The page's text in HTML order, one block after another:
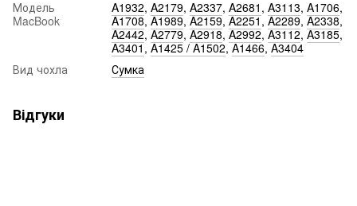
Модель
MacBook
A1932, A2179, A2337, A2681 , A3113, A1706,
A1708, A1989, A2159, A2251, A2289, A2338,
A2442, A2779, A2918, A2992, A3112, A3185,
A3401, A1425 / A1502,A1466,A3404
Вид чохла
Сумка
Відгуки